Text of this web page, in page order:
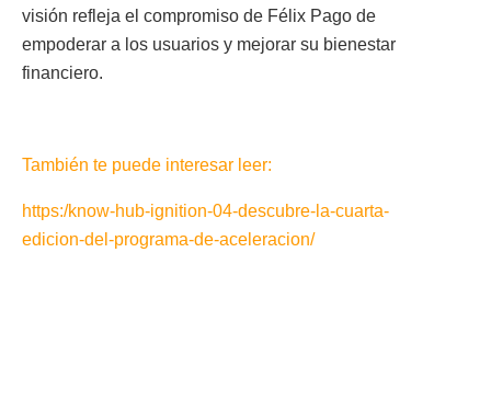
visión refleja el compromiso de Félix Pago de
empoderar a los usuarios y mejorar su bienestar
financiero.
También te puede interesar leer:
https:/know-hub-ignition-04-descubre-la-cuarta-
edicion-del-programa-de-aceleracion/